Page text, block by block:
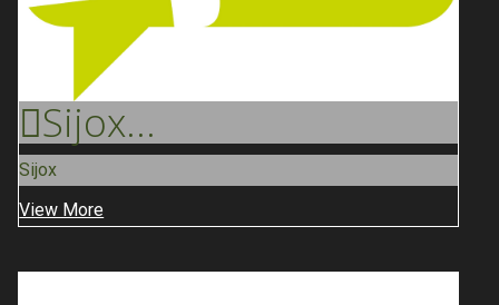
Sijox...
Sijox
View More